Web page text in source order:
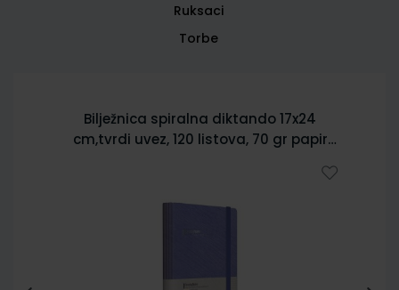
Ruksaci
Torbe
Bilježnica spiralna diktando 17x24
cm,tvrdi uvez, 120 listova, 70 gr papir